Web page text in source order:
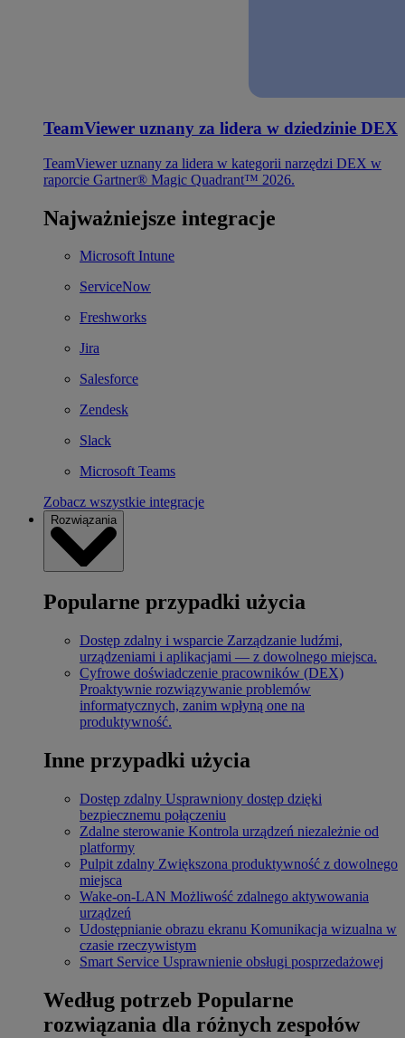
TeamViewer uznany za lidera w dziedzinie DEX
TeamViewer uznany za lidera w kategorii narzędzi DEX w
raporcie Gartner® Magic Quadrant™ 2026.
Najważniejsze integracje
Microsoft Intune
ServiceNow
Freshworks
Jira
Salesforce
Zendesk
Slack
Microsoft Teams
Zobacz wszystkie integracje
Rozwiązania
Popularne przypadki użycia
Dostęp zdalny i wsparcie Zarządzanie ludźmi,
urządzeniami i aplikacjami — z dowolnego miejsca.
Cyfrowe doświadczenie pracowników (DEX)
Proaktywnie rozwiązywanie problemów
informatycznych, zanim wpłyną one na
produktywność.
Inne przypadki użycia
Dostęp zdalny Usprawniony dostęp dzięki
bezpiecznemu połączeniu
Zdalne sterowanie Kontrola urządzeń niezależnie od
platformy
Pulpit zdalny Zwiększona produktywność z dowolnego
miejsca
Wake-on-LAN Możliwość zdalnego aktywowania
urządzeń
Udostępnianie obrazu ekranu Komunikacja wizualna w
czasie rzeczywistym
Smart Service Usprawnienie obsługi posprzedażowej
Według potrzeb Popularne
rozwiązania dla różnych zespołów